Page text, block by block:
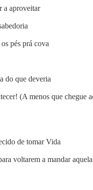
a aproveitar
pés prá cova
do que deveria
(A menos que chegue
de tomar Vida
voltarem a mandar